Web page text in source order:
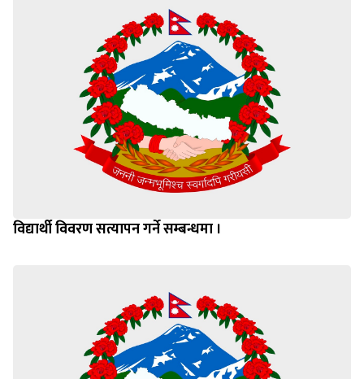
विद्यार्थी विवरण सत्यापन गर्ने सम्बन्धमा ।